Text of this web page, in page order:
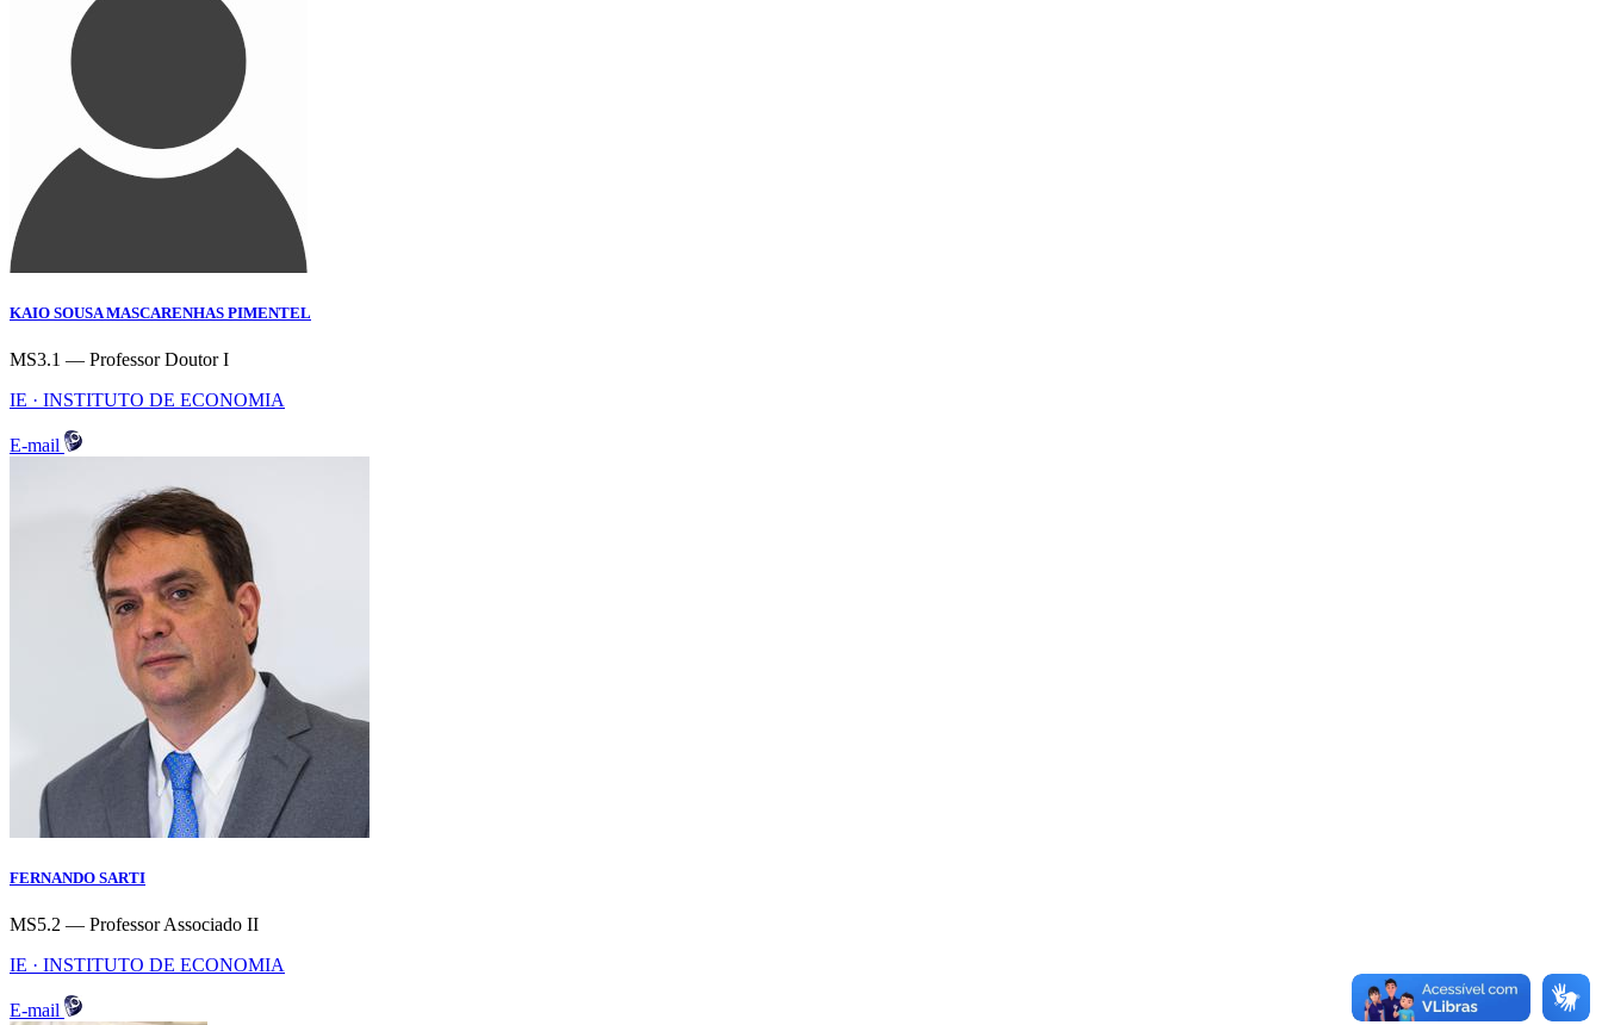
KAIO SOUSA MASCARENHAS PIMENTEL
MS3.1 — Professor Doutor I
IE · INSTITUTO DE ECONOMIA
E-mail
FERNANDO SARTI
MS5.2 — Professor Associado II
IE · INSTITUTO DE ECONOMIA
E-mail